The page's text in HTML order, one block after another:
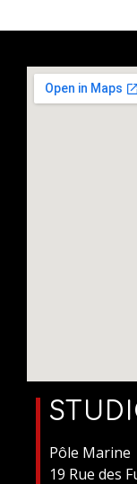
Pôle Marine
19 Rue des